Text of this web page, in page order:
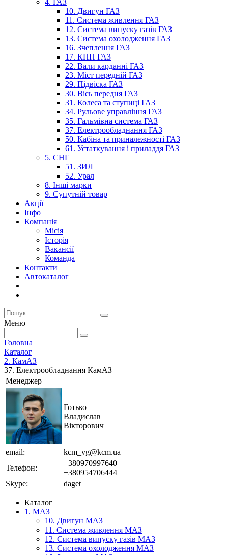
4. ГАЗ
10. Двигун ГАЗ
11. Система живлення ГАЗ
12. Система випуску газів ГАЗ
13. Система охолодження ГАЗ
16. Зчеплення ГАЗ
17. КПП ГАЗ
22. Вали карданні ГАЗ
23. Міст передній ГАЗ
29. Підвіска ГАЗ
30. Вісь передня ГАЗ
31. Колеса та ступиці ГАЗ
34. Рульове управління ГАЗ
35. Гальмівна система ГАЗ
37. Електрообладнання ГАЗ
50. Кабіна та приналежності ГАЗ
61. Устаткування і приладдя ГАЗ
5. СНГ
51. ЗИЛ
52. Урал
8. Інші марки
9. Супутній товар
Акції
Інфо
Компанія
Місія
Історія
Вакансії
Команда
Контакти
Автокаталог
Меню
Головна
Каталог
2. КамАЗ
37. Електрообладнання КамАЗ
Менеджер
Готько
Владислав
Вікторович
email:
kcm_vg@kcm.ua
Телефон:
+380970997640
+380954706444
Skype:
daget_
Каталог
1. МАЗ
10. Двигун МАЗ
11. Система живлення МАЗ
12. Система випуску газів МАЗ
13. Система охолодження МАЗ